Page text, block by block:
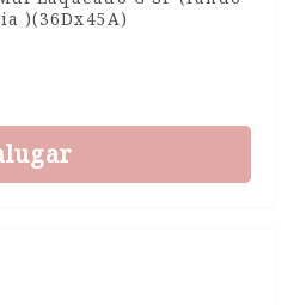
)(36Dx45A)